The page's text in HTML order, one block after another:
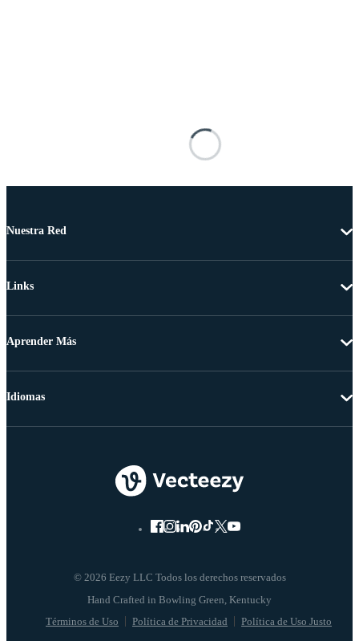
Nuestra Red
Links
Aprender Más
© 2026 Eezy LLC Todos los derechos reservados
Términos de Uso Política de Privacidad Política de Uso Justo
Idiomas